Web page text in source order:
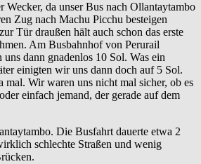
Wecker, da unser Bus nach Ollantaytambo
Zug nach Machu Picchu besteigen
Tür draußen hält auch schon das erste
Am Busbahnhof von Perurail
dann gnadenlos 10 Sol. Was ein
einigten wir uns dann doch auf 5 Sol.
mal. Wir waren uns nicht mal sicher, ob es
einfach jemand, der gerade auf dem
Die Busfahrt dauerte etwa 2
schlechte Straßen und wenig